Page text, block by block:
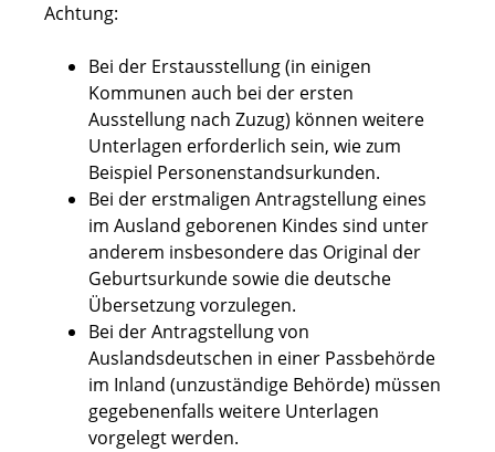
Achtung:
Bei der Erstausstellung (in einigen
Kommunen auch bei der ersten
Ausstellung nach Zuzug) können weitere
Unterlagen erforderlich sein, wie zum
Beispiel Personenstandsurkunden.
Bei der erstmaligen Antragstellung eines
im Ausland geborenen Kindes sind unter
anderem insbesondere das Original der
Geburtsurkunde sowie die deutsche
Übersetzung vorzulegen.
Bei der Antragstellung von
Auslandsdeutschen in einer Passbehörde
im Inland (unzuständige Behörde) müssen
gegebenenfalls weitere Unterlagen
vorgelegt werden.